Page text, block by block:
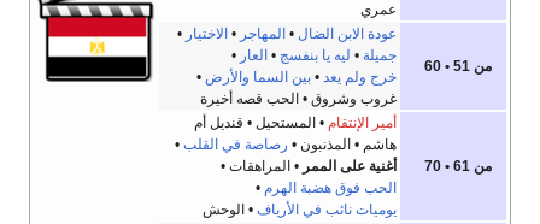
عمري
من 51 • 60
عودة الابن الضال • المهاجر • الاختيار •
جميلة • ليه يا بنفسج • العار •
خرج ولم يعد •بين السما والأرض •
غروب وشروق • الحب قصه أخيرة
من 61 • 70
أمير الإنتقام • المستحيل • قنديل أم
هاشم • المذنبون • رصاصة في القلب •
أغنية على الممر • المراهقات •
الحب فوق هضبة الهرم •
يوميات نائب في الأرياف • الوحش